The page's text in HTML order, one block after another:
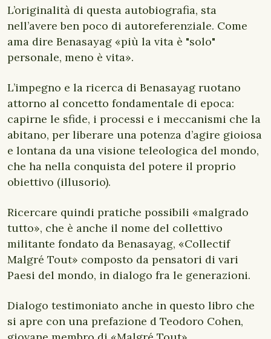
L’originalità di questa autobiografia, sta
nell’avere ben poco di autoreferenziale. Come
ama dire Benasayag «più la vita è "solo"
personale, meno è vita».
L’impegno e la ricerca di Benasayag ruotano
attorno al concetto fondamentale di epoca:
capirne le sfide, i processi e i meccanismi che la
abitano, per liberare una potenza d’agire gioiosa
e lontana da una visione teleologica del mondo,
che ha nella conquista del potere il proprio
obiettivo (illusorio).
Ricercare quindi pratiche possibili «malgrado
tutto», che è anche il nome del collettivo
militante fondato da Benasayag, «Collectif
Malgré Tout» composto da pensatori di vari
Paesi del mondo, in dialogo fra le generazioni.
Dialogo testimoniato anche in questo libro che
si apre con una prefazione d Teodoro Cohen,